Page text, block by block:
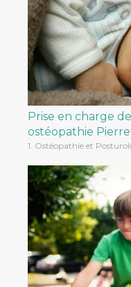
Prise en charge
ostéopathie
1. Ostéopathie et